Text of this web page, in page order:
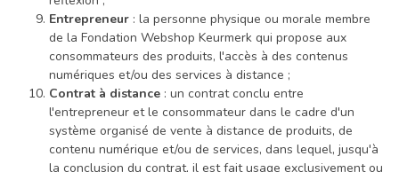
Entrepreneur : la personne physique ou morale membre
de la Fondation Webshop Keurmerk qui propose aux
consommateurs des produits, l'accès à des contenus
numériques et/ou des services à distance ;
Contrat à distance : un contrat conclu entre
l'entrepreneur et le consommateur dans le cadre d'un
système organisé de vente à distance de produits, de
contenu numérique et/ou de services, dans lequel, jusqu'à
la conclusion du contrat, il est fait usage exclusivement ou